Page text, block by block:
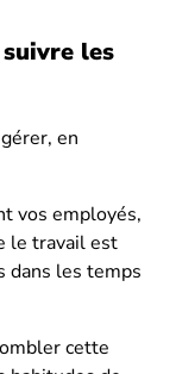
les
en
vos employés,
le travail est
dans les temps
cette